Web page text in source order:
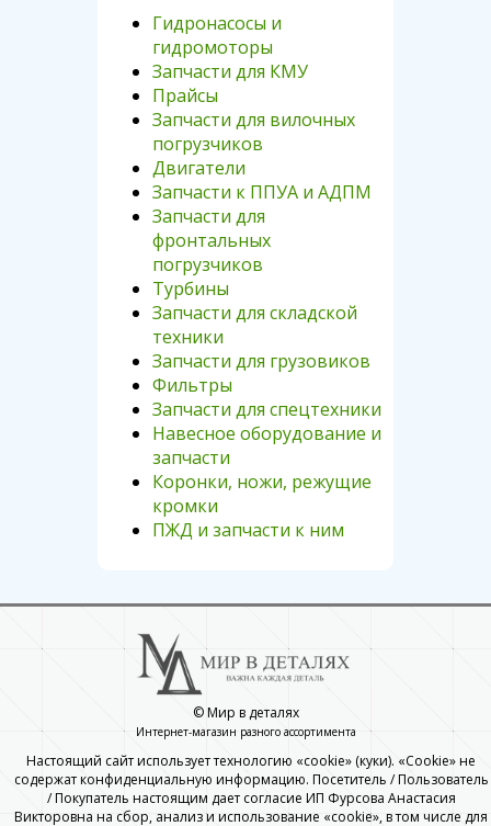
Гидронасосы и
гидромоторы
Запчасти для КМУ
Прайсы
Запчасти для вилочных
погрузчиков
Двигатели
Запчасти к ППУА и АДПМ
Запчасти для
фронтальных
погрузчиков
Турбины
Запчасти для складской
техники
Запчасти для грузовиков
Фильтры
Запчасти для спецтехники
Навесное оборудование и
запчасти
Коронки, ножи, режущие
кромки
ПЖД и запчасти к ним
© Мир в деталях
Интернет-магазин разного ассортимента
Настоящий сайт использует технологию «cookie» (куки). «Cookie» не
содержат конфиденциальную информацию. Посетитель / Пользователь
/ Покупатель настоящим дает согласие ИП Фурсова Анастасия
Викторовна на сбор, анализ и использование «cookie», в том числе для